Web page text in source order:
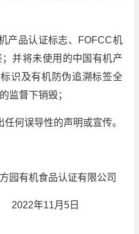
产品认证标志、FOFCC机
并将未使用的中国有机产
识及有机防伪追溯标签全
监督下销毁；
任何误导性的声明或宣传。
认证有限公司
月5日